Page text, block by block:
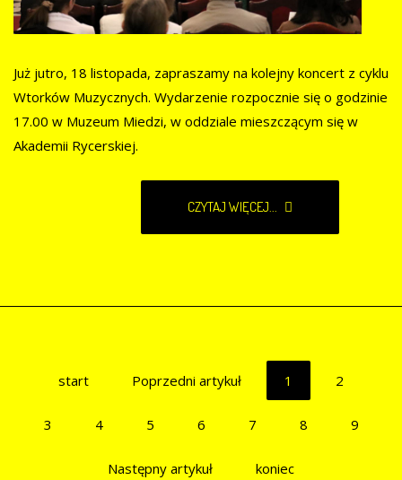
Już jutro, 18 listopada, zapraszamy na kolejny koncert z cyklu
Wtorków Muzycznych. Wydarzenie rozpocznie się o godzinie
17.00 w Muzeum Miedzi, w oddziale mieszczącym się w
Akademii Rycerskiej.
CZYTAJ WIĘCEJ...
start Poprzedni artykuł 1 2
3 4 5 6 7 8 9
Następny artykuł koniec